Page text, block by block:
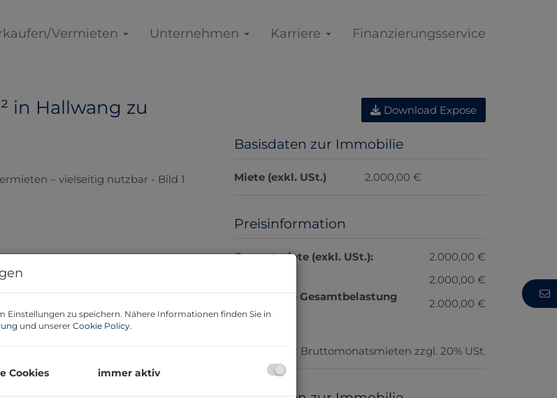
Vermieten Unternehmen Karriere Finanzierungsservice
in Hallwang zu
Download Expose
Basisdaten zur Immobilie
Miete (exkl. USt.) 2.000,00 €
Preisinformation
Gesamtmiete (exkl. USt.):
2.000,00 €
2.000,00 €
monatliche Gesamtbelastung
(exkl. USt.):
2.000,00 €
2 Bruttomonatsmieten zzgl. 20% USt.
Einstellungen zu speichern. Nähere Informationen finden Sie in
und unserer Cookie Policy.
Cookies immer aktiv